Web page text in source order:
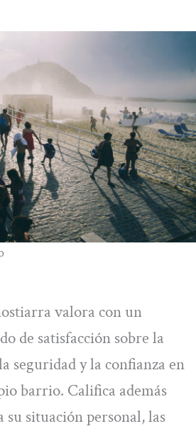
valora con un
de satisfacción sobre la
seguridad y la confianza en
barrio. Califica además
su situación personal, las